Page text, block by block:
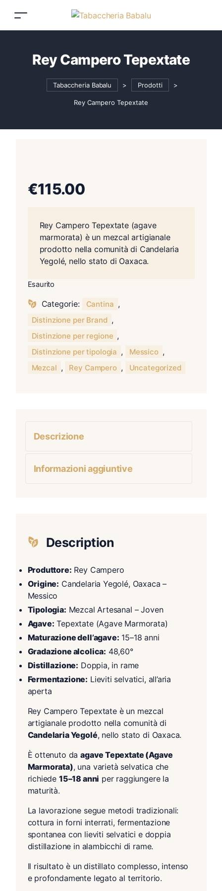
Rey Campero Tepextate
Tabaccheria Babalu > Prodotti >
Rey Campero Tepextate
€115.00
Rey Campero Tepextate (agave
marmorata) è un mezcal artigianale
prodotto nella comunità di Candelaria
Yegolé, nello stato di Oaxaca.
Esaurito
Categorie: Cantina ,
Distinzione per Brand ,
Distinzione per regione ,
Distinzione per tipologia , Messico ,
Mezcal , Rey Campero , Uncategorized
Descrizione
Informazioni aggiuntive
Description
Produttore: Rey Campero
Origine: Candelaria Yegolé, Oaxaca –
Messico
Tipologia: Mezcal Artesanal – Joven
Agave: Tepextate (Agave Marmorata)
Maturazione dell’agave: 15–18 anni
Gradazione alcolica: 48,60°
Distillazione: Doppia, in rame
Fermentazione: Lieviti selvatici, all’aria
aperta
Rey Campero Tepextate è un mezcal
artigianale prodotto nella comunità di
Candelaria Yegolé, nello stato di Oaxaca.
È ottenuto daagave Tepextate (Agave
Marmorata), una varietà selvatica che
richiede 15–18 anni per raggiungere la
maturità.
La lavorazione segue metodi tradizionali:
cottura in forni interrati, fermentazione
spontanea con lieviti selvatici e doppia
distillazione in alambicchi di rame.
Il risultato è un distillato complesso, intenso
e profondamente legato al territorio.